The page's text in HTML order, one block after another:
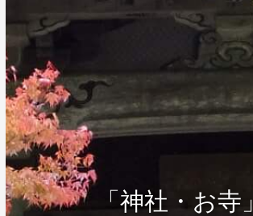
「神社・お寺」